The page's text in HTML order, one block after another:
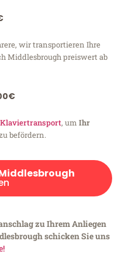
wir transportieren Ihre
Middlesbrough preiswert ab
Klaviertransport, um Ihr
befördern.
zu Ihrem Anliegen
schicken Sie uns